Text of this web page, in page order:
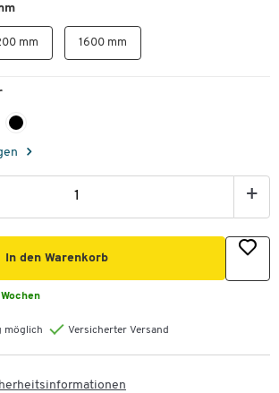
mm 1600 mm
+
In den Warenkorb
möglich Versicherter Versand